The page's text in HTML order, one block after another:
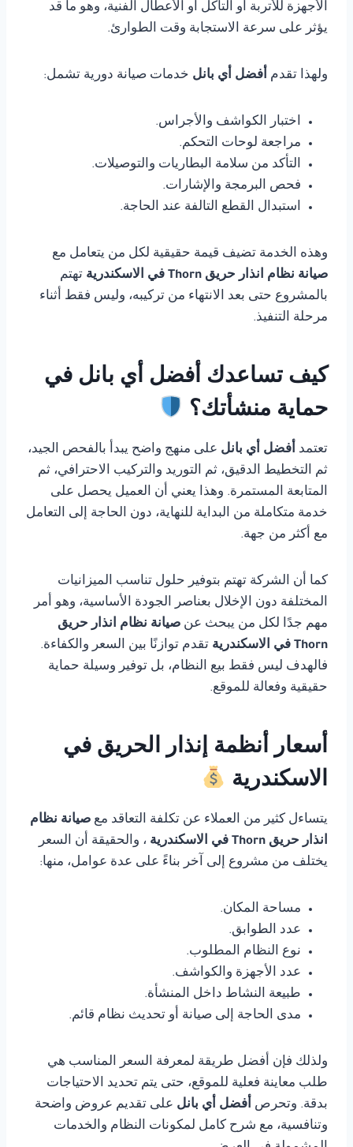
الأجهزة للأتربة أو التآكل أو الأعطال الفنية، وهو ما قد
يؤثر على سرعة الاستجابة وقت الطوارئ.
ولهذا تقدم أفضل أي بانل خدمات صيانة دورية تشمل:
اختبار الكواشف والأجراس.
مراجعة لوحات التحكم.
التأكد من سلامة البطاريات والتوصيلات.
فحص البرمجة والإشارات.
استبدال القطع التالفة عند الحاجة.
وهذه الخدمة تضيف قيمة حقيقية لكل من يتعامل مع
صيانة نظام انذار حريق Thorn في الاسكندرية
تهتم
بالمشروع حتى بعد الانتهاء من تركيبه، وليس فقط أثناء
مرحلة التنفيذ.
كيف تساعدك أفضل أي بانل في
حماية منشأتك؟
تعتمد أفضل أي بانل على منهج واضح يبدأ بالفحص الجيد،
ثم التخطيط الدقيق، ثم التوريد والتركيب الاحترافي، ثم
المتابعة المستمرة. وهذا يعني أن العميل يحصل على
خدمة متكاملة من البداية للنهاية، دون الحاجة إلى التعامل
مع أكثر من جهة.
كما أن الشركة تهتم بتوفير حلول تناسب الميزانيات
المختلفة دون الإخلال بعناصر الجودة الأساسية، وهو أمر
مهم جدًا لكل من يبحث عن صيانة نظام انذار حريق
Thorn في الاسكندرية
تقدم توازنًا بين السعر والكفاءة.
فالهدف ليس فقط بيع النظام، بل توفير وسيلة حماية
حقيقية وفعالة للموقع.
أسعار أنظمة إنذار الحريق في
الاسكندرية
يتساءل كثير من العملاء عن تكلفة التعاقد مع صيانة نظام
انذار حريق Thorn في الاسكندرية
، والحقيقة أن السعر
يختلف من مشروع إلى آخر بناءً على عدة عوامل، منها:
مساحة المكان.
عدد الطوابق.
نوع النظام المطلوب.
عدد الأجهزة والكواشف.
طبيعة النشاط داخل المنشأة.
مدى الحاجة إلى صيانة أو تحديث نظام قائم.
ولذلك فإن أفضل طريقة لمعرفة السعر المناسب هي
طلب معاينة فعلية للموقع، حتى يتم تحديد الاحتياجات
بدقة. وتحرص أفضل أي بانل على تقديم عروض واضحة
وتنافسية، مع شرح كامل لمكونات النظام والخدمات